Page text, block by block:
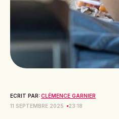
ECRIT PAR: CLÉMENCE GARNIER
11 SEPTEMBRE 2025
23:18